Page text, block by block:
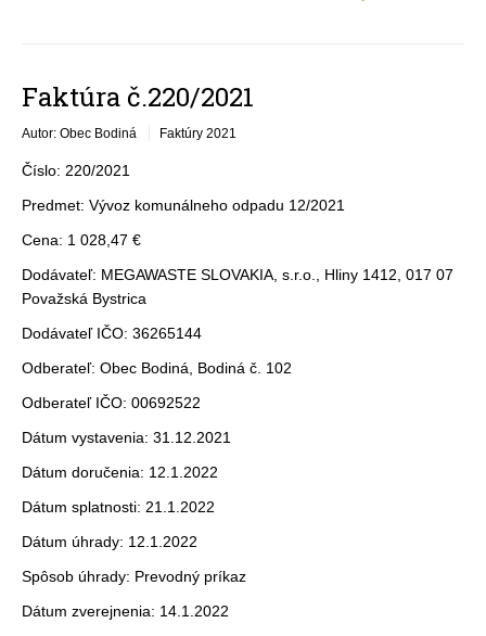
Faktúra č.220/2021
Autor: Obec Bodiná Faktúry 2021
Číslo: 220/2021
Predmet: Vývoz komunálneho odpadu 12/2021
Cena: 1 028,47 €
Dodávateľ: MEGAWASTE SLOVAKIA, s.r.o., Hliny 1412, 017 07
Považská Bystrica
Dodávateľ IČO: 36265144
Odberateľ: Obec Bodiná, Bodiná č. 102
Odberateľ IČO: 00692522
Dátum vystavenia: 31.12.2021
Dátum doručenia: 12.1.2022
Dátum splatnosti: 21.1.2022
Dátum úhrady: 12.1.2022
Spôsob úhrady: Prevodný príkaz
Dátum zverejnenia: 14.1.2022